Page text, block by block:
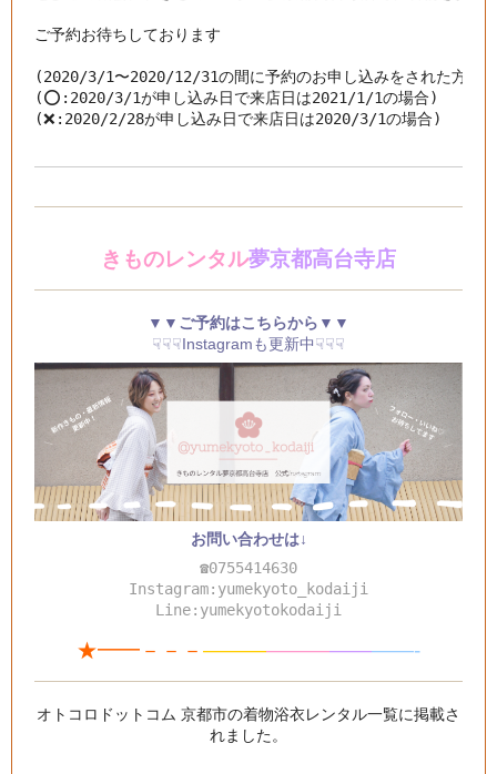
ご予約お待ちしております
(2020/3/1〜2020/12/31の間に予約のお申し込みをされた方が
(⭕️:2020/3/1が申し込み日で来店日は2021/1/1の場合)
(❌:2020/2/28が申し込み日で来店日は2020/3/1の場合)
きものレンタル夢京都高台寺店
▼▼ご予約はこちらから▼▼
☟☟☟Instagramも更新中☟☟☟
お問い合わせは↓
☎0755414630
Instagram:yumekyoto_kodaiji
Line:yumekyotokodaiji
★━━－－－ ——————————-
オトコロドットコム 京都市の着物浴衣レンタル一覧に掲載さ
れました。